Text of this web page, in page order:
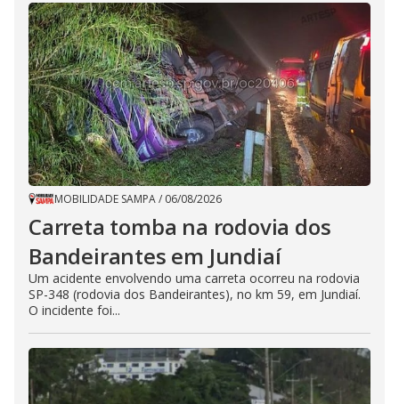
MOBILIDADE SAMPA/ 06/08/2026
Carreta tomba na rodovia dos
Bandeirantes em Jundiaí
Um acidente envolvendo uma carreta ocorreu na rodovia
SP-348 (rodovia dos Bandeirantes), no km 59, em Jundiaí.
O incidente foi...